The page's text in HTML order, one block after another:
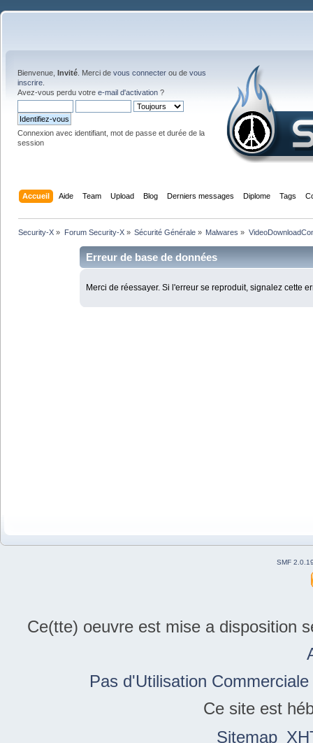
Bienvenue, Invité . Merci de vous connecter ou de vous
inscrire
Avez-vous perdu votre e-mail d'activation ?
Connexion avec identifiant, mot de passe et durée de la
session
Accueil Aide Team Upload Blog Derniers messages Diplome Tags
Security-X » Forum Security-X» Sécurité Générale» Malwares »
Erreur de base de données
Merci de réessayer. Si l'erreur se reproduit, signalez cette
SMF
Ce(tte) oeuvre est mise a disposition
Pas d'Utilisation
Ce site est
Sitemap